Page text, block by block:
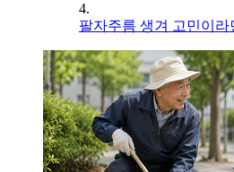
4.
팔자주름 생겨 고민이라